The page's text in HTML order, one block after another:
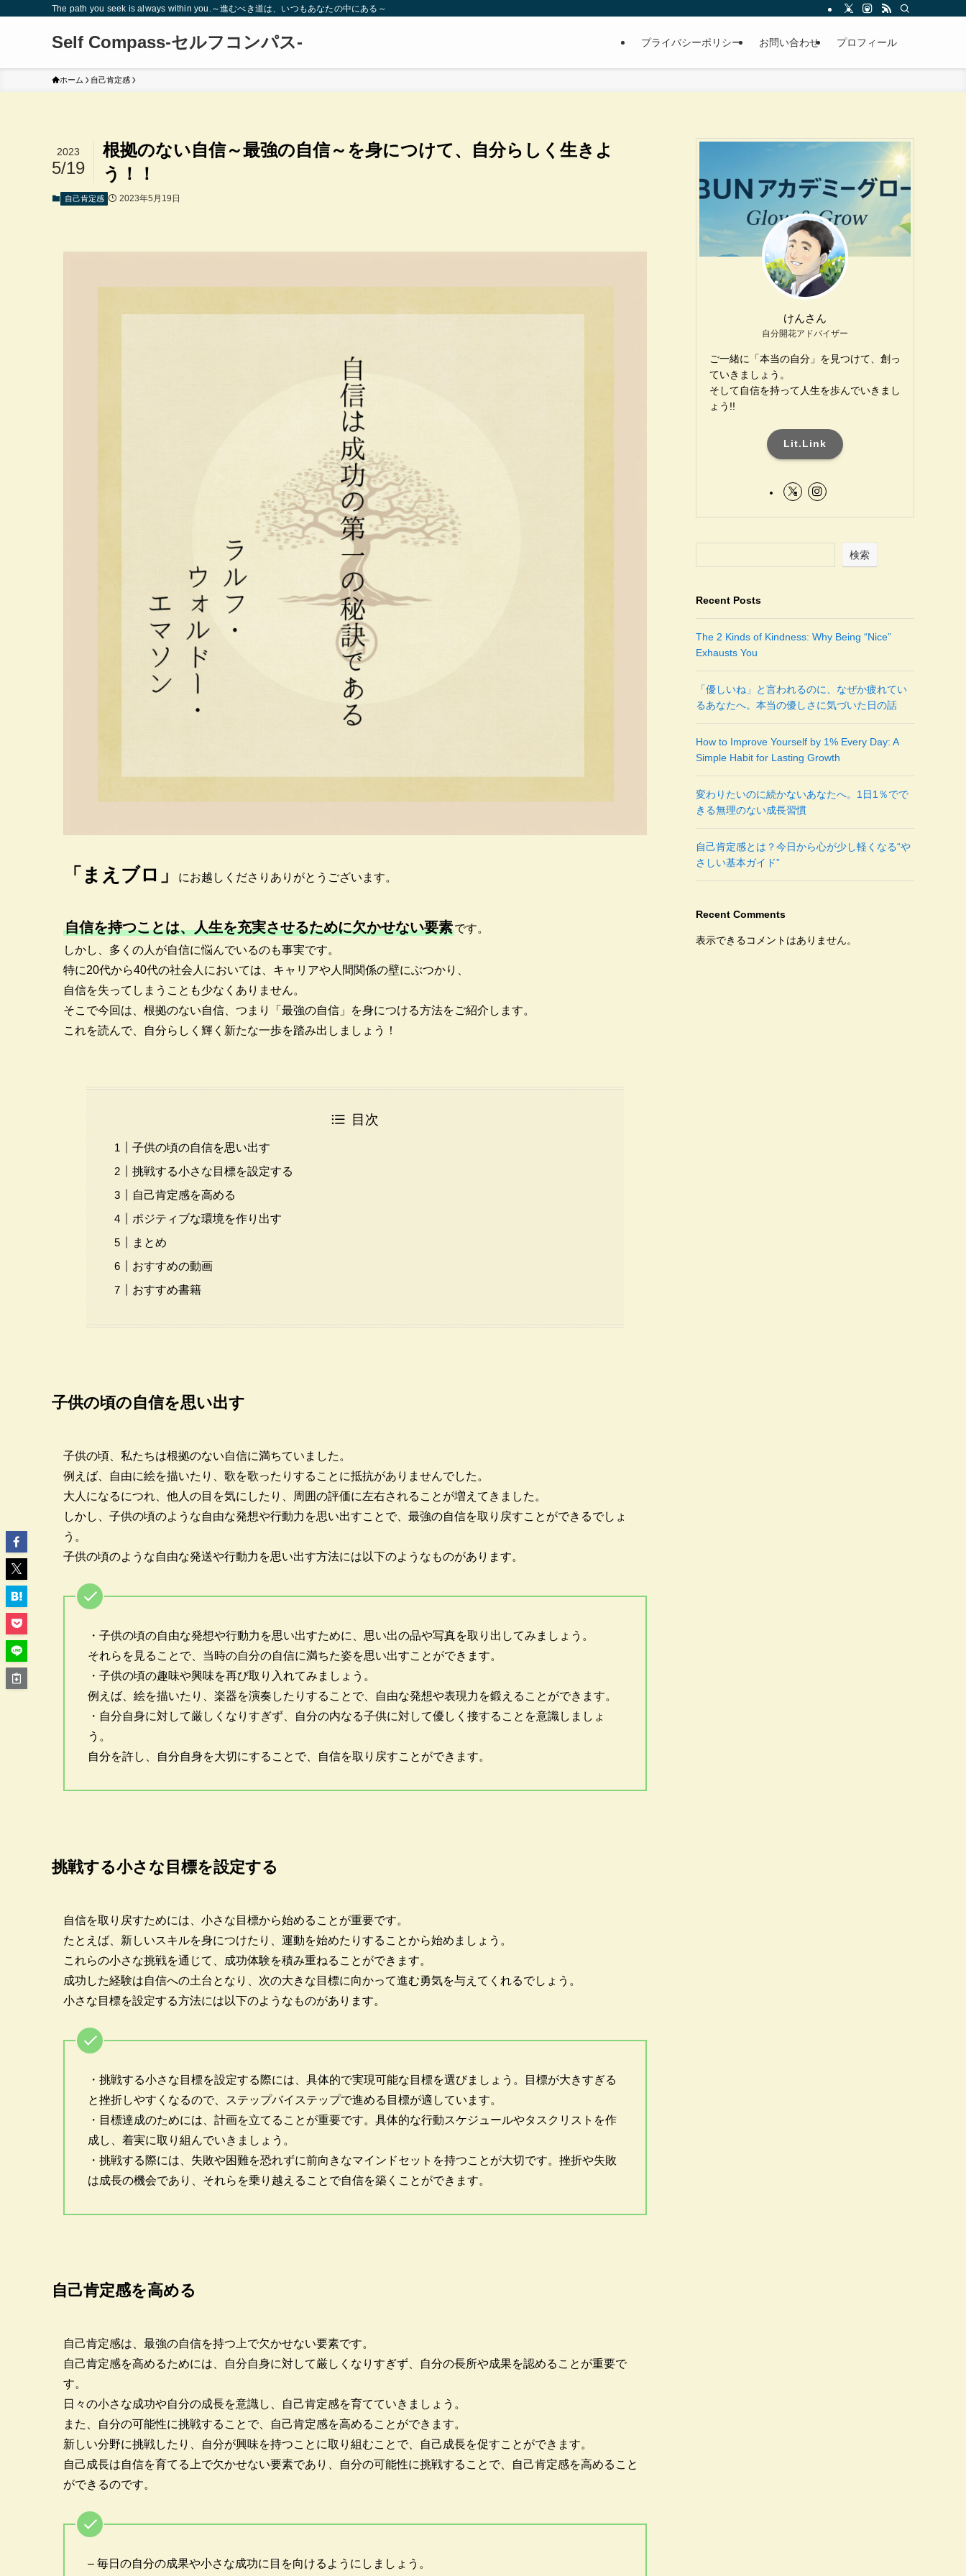
The path you seek is always within you.～進むべき道は、いつもあなたの中にある～
Self Compass-セルフコンパス- プライバシーポリシー お問い合わせ プロフィール
ホーム 自己肯定感
根拠のない自信～最強の自信～を身につけて、自分らしく生きよ
う！！
2023
5/19
自己肯定感 2023年5月19日
「まえブロ」 にお越しくださりありがとうございます。
自信を持つことは、人生を充実させるために欠かせない要素です。
しかし、多くの人が自信に悩んでいるのも事実です。
特に20代から40代の社会人においては、キャリアや人間関係の壁にぶつかり、
自信を失ってしまうことも少なくありません。
そこで今回は、根拠のない自信、つまり「最強の自信」を身につける方法をご紹介します。
これを読んで、自分らしく輝く新たな一歩を踏み出しましょう！
目次
子供の頃の自信を思い出す
挑戦する小さな目標を設定する
自己肯定感を高める
ポジティブな環境を作り出す
まとめ
おすすめの動画
おすすめ書籍
子供の頃の自信を思い出す
子供の頃、私たちは根拠のない自信に満ちていました。
例えば、自由に絵を描いたり、歌を歌ったりすることに抵抗がありませんでした。
大人になるにつれ、他人の目を気にしたり、周囲の評価に左右されることが増えてきました。
しかし、子供の頃のような自由な発想や行動力を思い出すことで、最強の自信を取り戻すことができるでしょ
う。
子供の頃のような自由な発送や行動力を思い出す方法には以下のようなものがあります。
・子供の頃の自由な発想や行動力を思い出すために、思い出の品や写真を取り出してみましょう。
それらを見ることで、当時の自分の自信に満ちた姿を思い出すことができます。
・子供の頃の趣味や興味を再び取り入れてみましょう。
例えば、絵を描いたり、楽器を演奏したりすることで、自由な発想や表現力を鍛えることができます。
・自分自身に対して厳しくなりすぎず、自分の内なる子供に対して優しく接することを意識しましょ
う。
自分を許し、自分自身を大切にすることで、自信を取り戻すことができます。
挑戦する小さな目標を設定する
自信を取り戻すためには、小さな目標から始めることが重要です。
たとえば、新しいスキルを身につけたり、運動を始めたりすることから始めましょう。
これらの小さな挑戦を通じて、成功体験を積み重ねることができます。
成功した経験は自信への土台となり、次の大きな目標に向かって進む勇気を与えてくれるでしょう。
小さな目標を設定する方法には以下のようなものがあります。
・挑戦する小さな目標を設定する際には、具体的で実現可能な目標を選びましょう。目標が大きすぎる
と挫折しやすくなるので、ステップバイステップで進める目標が適しています。
・目標達成のためには、計画を立てることが重要です。具体的な行動スケジュールやタスクリストを作
成し、着実に取り組んでいきましょう。
・挑戦する際には、失敗や困難を恐れずに前向きなマインドセットを持つことが大切です。挫折や失敗
は成長の機会であり、それらを乗り越えることで自信を築くことができます。
自己肯定感を高める
自己肯定感は、最強の自信を持つ上で欠かせない要素です。
自己肯定感を高めるためには、自分自身に対して厳しくなりすぎず、自分の長所や成果を認めることが重要で
す。
日々の小さな成功や自分の成長を意識し、自己肯定感を育てていきましょう。
また、自分の可能性に挑戦することで、自己肯定感を高めることができます。
新しい分野に挑戦したり、自分が興味を持つことに取り組むことで、自己成長を促すことができます。
自己成長は自信を育てる上で欠かせない要素であり、自分の可能性に挑戦することで、自己肯定感を高めること
ができるのです。
– 毎日の自分の成果や小さな成功に目を向けるようにしましょう。
けんさん
自分開花アドバイザー
ご一緒に「本当の自分」を見つけて、創っ
ていきましょう。
そして自信を持って人生を歩んでいきまし
ょう!!
Lit.Link
検索
Recent Posts
The 2 Kinds of Kindness: Why Being “Nice”
Exhausts You
「優しいね」と言われるのに、なぜか疲れてい
るあなたへ。本当の優しさに気づいた日の話
How to Improve Yourself by 1% Every Day: A
Simple Habit for Lasting Growth
変わりたいのに続かないあなたへ。1日1％でで
きる無理のない成長習慣
自己肯定感とは？今日から心が少し軽くなる“や
さしい基本ガイド”
Recent Comments
表示できるコメントはありません。